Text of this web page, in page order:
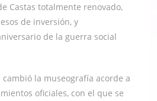
Castas totalmente renovado,
de inversión, y
de la guerra social
cambió la museografía acorde a
oficiales, con el que se